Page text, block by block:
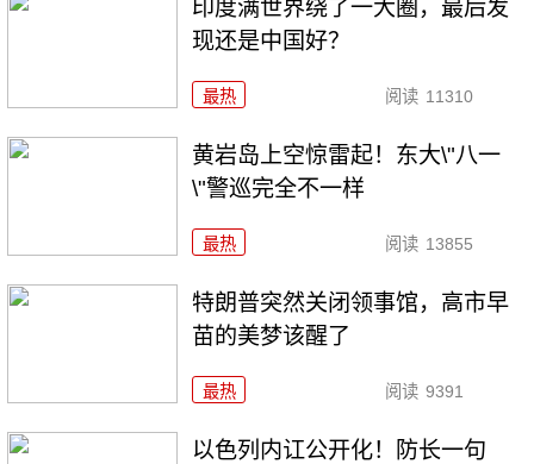
印度满世界绕了一大圈，最后发
现还是中国好？
最热 阅读 11310
黄岩岛上空惊雷起！东大\"八一
\"警巡完全不一样
最热 阅读 13855
特朗普突然关闭领事馆，高市早
苗的美梦该醒了
最热 阅读 9391
以色列内讧公开化！防长一句